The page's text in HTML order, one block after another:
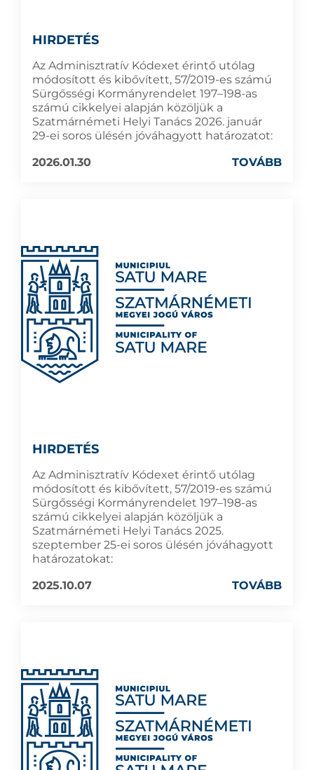
HIRDETÉS
Az Adminisztratív Kódexet érintő utólag
módosított és kibővített, 57/2019-es számú
Sürgősségi Kormányrendelet 197–198-as
számú cikkelyei alapján közöljük a
Szatmárnémeti Helyi Tanács 2026. január
29-ei soros ülésén jóváhagyott határozatot:
2026.01.30
TOVÁBB
HIRDETÉS
Az Adminisztratív Kódexet érintő utólag
módosított és kibővített, 57/2019-es számú
Sürgősségi Kormányrendelet 197–198-as
számú cikkelyei alapján közöljük a
Szatmárnémeti Helyi Tanács 2025.
szeptember 25-ei soros ülésén jóváhagyott
határozatokat:
2025.10.07
TOVÁBB